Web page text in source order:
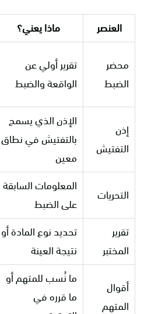
العنصر ماذا يعني؟
محضر
الضبط
تقرير أولي عن
الواقعة والضبط
إذن
التفتيش
الإذن الذي يسمح
بالتفتيش في نطاق
معين
التحريات
المعلومات السابقة
على الضبط
تقرير
المختبر
تحديد نوع المادة أو
نتيجة العينة
أقوال
المتهم
ما نُسب للمتهم أو
ما قرره في